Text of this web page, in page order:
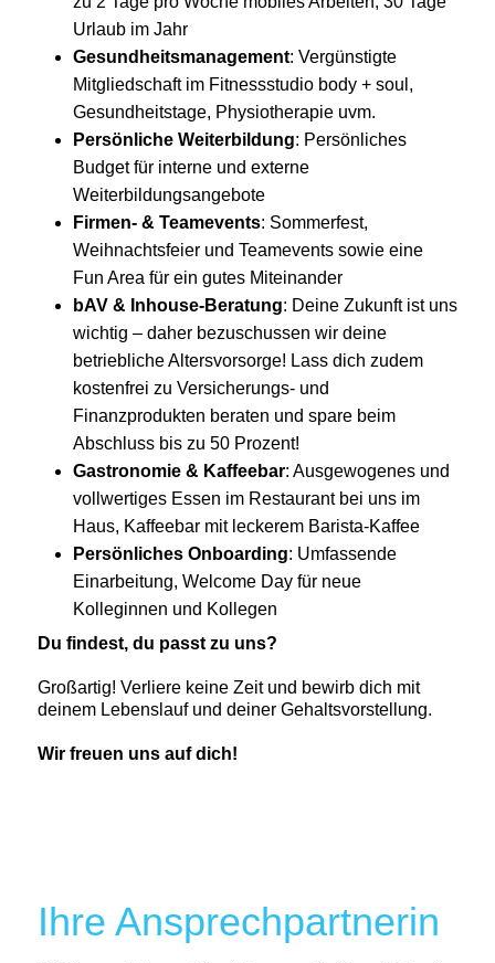
Urlaub im Jahr
Gesundheitsmanagement: Vergünstigte
Mitgliedschaft im Fitnessstudio body + soul,
Gesundheitstage, Physiotherapie uvm.
Persönliche Weiterbildung: Persönliches
Budget für interne und externe
Weiterbildungsangebote
Firmen- & Teamevents: Sommerfest,
Weihnachtsfeier und Teamevents sowie eine
Fun Area für ein gutes Miteinander
bAV & Inhouse-Beratung: Deine Zukunft ist uns
wichtig – daher bezuschussen wir deine
betriebliche Altersvorsorge! Lass dich zudem
kostenfrei zu Versicherungs- und
Finanzprodukten beraten und spare beim
Abschluss bis zu 50 Prozent!
Gastronomie & Kaffeebar: Ausgewogenes und
vollwertiges Essen im Restaurant bei uns im
Haus, Kaffeebar mit leckerem Barista-Kaffee
Persönliches Onboarding: Umfassende
Einarbeitung, Welcome Day für neue
Kolleginnen und Kollegen
Du findest, du passt zu uns?
Großartig! Verliere keine Zeit und bewirb dich mit
deinem Lebenslauf und deiner Gehaltsvorstellung.
Wir freuen uns auf dich!
Ihre Ansprechpartnerin